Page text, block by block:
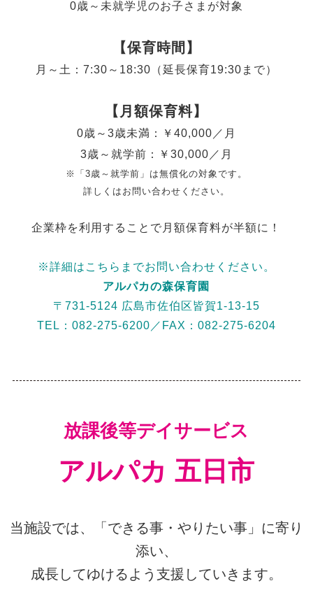
0歳～未就学児のお子さまが対象
【保育時間】
月～土：7:30～18:30（延長保育19:30まで）
【月額保育料】
0歳～3歳未満：￥40,000／月
3歳～就学前：￥30,000／月
※「3歳～就学前」は無償化の対象です。
詳しくはお問い合わせください。
企業枠を利用することで月額保育料が半額に！
※詳細はこちらまでお問い合わせください。
アルパカの森保育園
〒731-5124 広島市佐伯区皆賀1-13-15
TEL：082-275-6200／FAX：082-275-6204
放課後等デイサービス
アルパカ 五日市
当施設では、「できる事・やりたい事」に寄り
添い、
成長してゆけるよう支援していきます。